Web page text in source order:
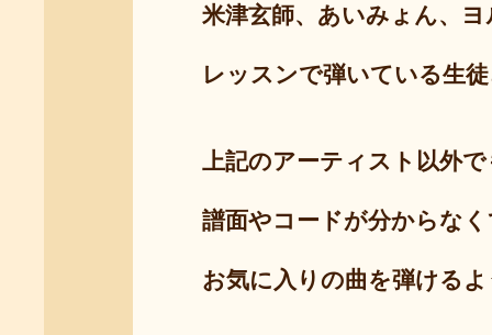
米津玄師、あいみょん、ヨ
レッスンで弾いている生徒
上記のアーティスト以外で
譜面やコードが分からなく
お気に入りの曲を弾ける